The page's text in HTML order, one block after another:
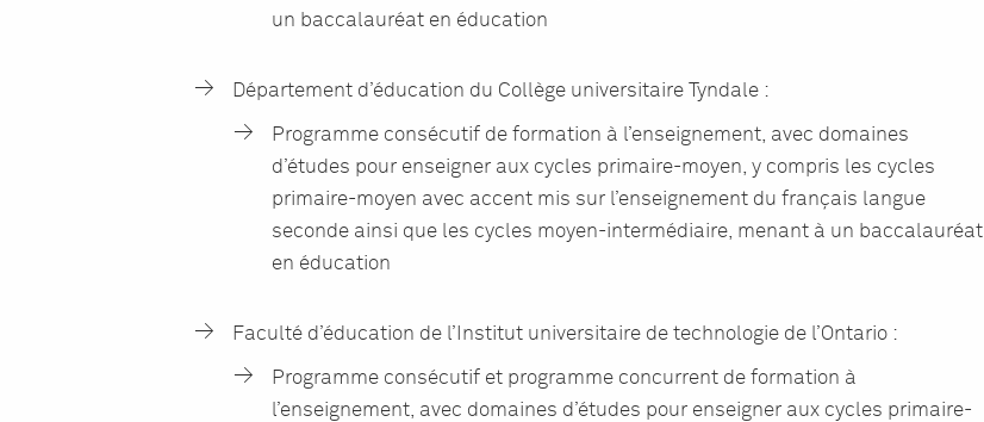
un baccalauréat en éducation
Département d’éducation du Collège universitaire Tyndale :
Programme consécutif de formation à l’enseignement, avec domaines
d’études pour enseigner aux cycles primaire-moyen, y compris les cycles
primaire-moyen avec accent mis sur l’enseignement du français langue
seconde ainsi que les cycles moyen-intermédiaire, menant à un baccalauréat
en éducation
Faculté d’éducation de l’Institut universitaire de technologie de l’Ontario :
Programme consécutif et programme concurrent de formation à
l’enseignement, avec domaines d’études pour enseigner aux cycles primaire-